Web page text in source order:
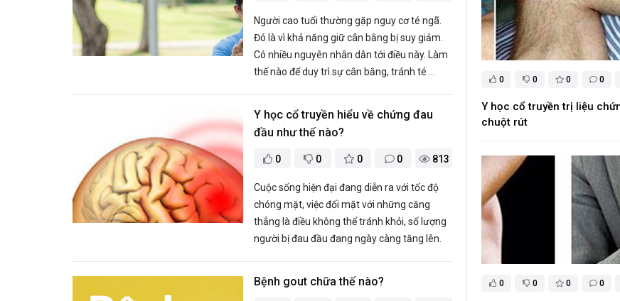
Người cao tuổi thường gặp nguy cơ té ngã.
Đó là vì khả năng giữ cân bằng bị suy giảm.
Có nhiều nguyên nhân dẫn tới điều này. Làm
thế nào để duy trì sự cân bằng, tránh té ...
Y học cổ truyền hiểu về chứng đau
đầu như thế nào?
0 0 0 0 813
Cuộc sống hiện đại đang diễn ra với tốc độ
chóng mặt, việc đối mặt với những căng
thẳng là điều không thể tránh khỏi, số lượng
người bị đau đầu đang ngày càng tăng lên.
Bệnh gout chữa thế nào?
0 0 0
0
Y học cổ truyền trị liệu
chuột rút
0 0 0
0